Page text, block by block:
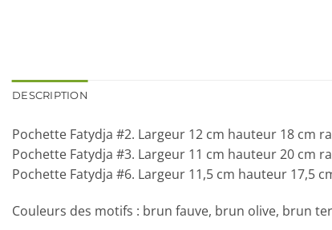
DESCRIPTION
Pochette Fatydja #2. Largeur 12 cm hauteur 18 cm
Pochette Fatydja #3. Largeur 11 cm hauteur 20 cm
Pochette Fatydja #6. Largeur 11,5 cm hauteur 17,5
Couleurs des motifs : brun fauve, brun olive, brun